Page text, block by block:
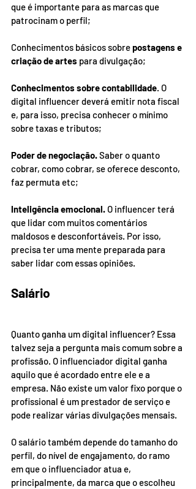
que é importante para as marcas que
patrocinam o perfil;
Conhecimentos básicos sobre postagens e
criação de artes para divulgação;
Conhecimentos sobre contabilidade. O
digital influencer deverá emitir nota fiscal
e, para isso, precisa conhecer o mínimo
sobre taxas e tributos;
Poder de negociação. Saber o quanto
cobrar, como cobrar, se oferece desconto,
faz permuta etc;
Inteligência emocional. O influencer terá
que lidar com muitos comentários
maldosos e desconfortáveis. Por isso,
precisa ter uma mente preparada para
saber lidar com essas opiniões.
Salário
Quanto ganha um digital influencer? Essa
talvez seja a pergunta mais comum sobre a
profissão. O influenciador digital ganha
aquilo que é acordado entre ele e a
empresa. Não existe um valor fixo porque o
profissional é um prestador de serviço e
pode realizar várias divulgações mensais.
O salário também depende do tamanho do
perfil, do nível de engajamento, do ramo
em que o influenciador atua e,
principalmente, da marca que o escolheu